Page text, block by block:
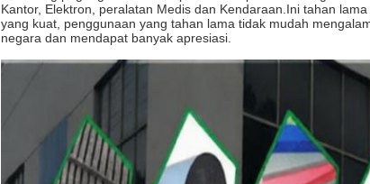
Kantor, Elektron, peralatan Medis dan Kendaraan.Ini tahan
yang kuat, penggunaan yang tahan lama tidak mudah
negara dan mendapat banyak apresiasi.